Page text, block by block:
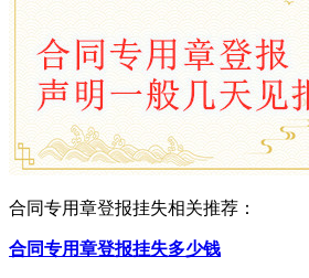
合同专用章登报挂失相关推荐：
合同专用章登报挂失多少钱